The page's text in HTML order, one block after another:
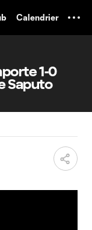
Calendrier
1-0
Saputo